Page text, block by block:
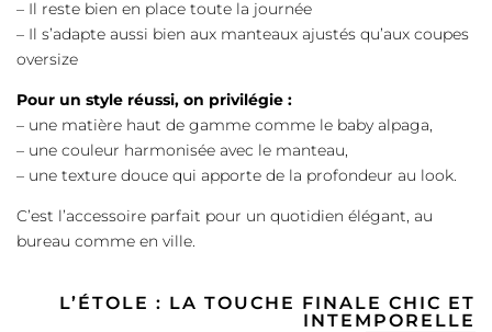
– Il reste bien en place toute la journée
– Il s’adapte aussi bien aux manteaux ajustés qu’aux coupes
oversize
Pour un style réussi, on privilégie :
– une matière haut de gamme comme le baby alpaga,
– une couleur harmonisée avec le manteau,
– une texture douce qui apporte de la profondeur au look.
C’est l’accessoire parfait pour un quotidien élégant, au
bureau comme en ville.
L’ÉTOLE : LA TOUCHE FINALE CHIC ET
INTEMPORELLE